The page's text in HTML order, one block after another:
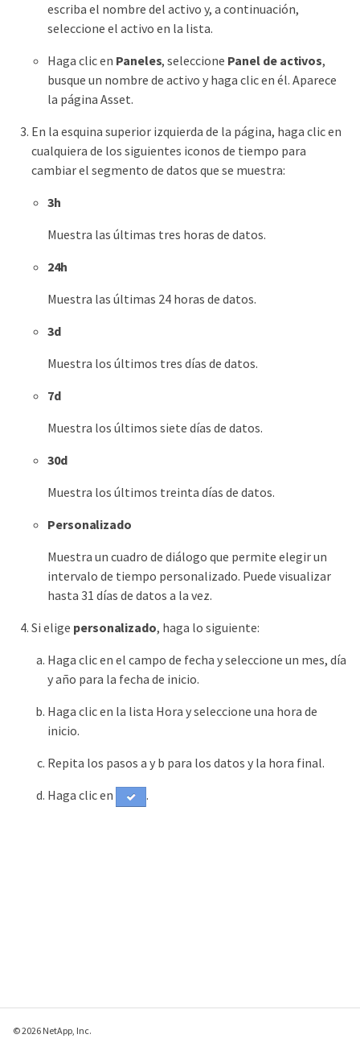
escriba el nombre del activo y, a continuación,
seleccione el activo en la lista.
Haga clic en Paneles, seleccione Panel de activos,
busque un nombre de activo y haga clic en él. Aparece
la página Asset.
En la esquina superior izquierda de la página, haga clic en
cualquiera de los siguientes iconos de tiempo para
cambiar el segmento de datos que se muestra:
3h
Muestra las últimas tres horas de datos.
24h
Muestra las últimas 24 horas de datos.
3d
Muestra los últimos tres días de datos.
7d
Muestra los últimos siete días de datos.
30d
Muestra los últimos treinta días de datos.
Personalizado
Muestra un cuadro de diálogo que permite elegir un
intervalo de tiempo personalizado. Puede visualizar
hasta 31 días de datos a la vez.
Si elige personalizado, haga lo siguiente:
Haga clic en el campo de fecha y seleccione un mes, día
y año para la fecha de inicio.
Haga clic en la lista Hora y seleccione una hora de
inicio.
Repita los pasos a y b para los datos y la hora final.
Haga clic en
.
© 2026 NetApp, Inc.